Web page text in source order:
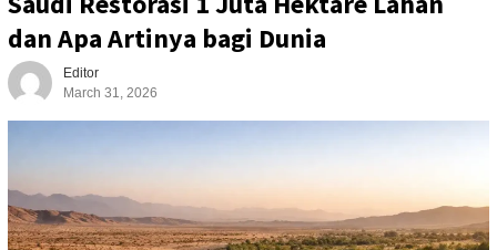
dan Apa Artinya bagi Dunia
Editor
March 31, 2026